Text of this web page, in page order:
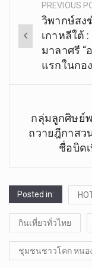
Post
navigation
PREVIOUS
วิพากษ์สง
เกาหลีใต้
มาลาศรี
แรกใน
กลุ่มลูกศิษย์
ถวายฎีกาสว
ชื่อบิด
Posted in:
กินเที่ยวทั่วไทย
ชุมชนชาวโคก หนอ